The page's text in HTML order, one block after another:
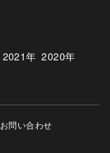
2021年 2020年
お問い合わせ